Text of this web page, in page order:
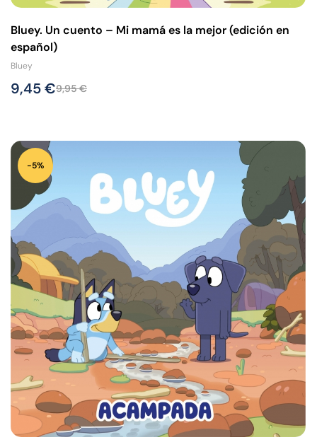
Bluey. Un cuento – Mi mamá es la mejor (edición en
español)
Bluey
9,95€
9,45€
-5%